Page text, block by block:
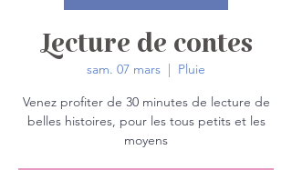
Lecture de contes
sam. 07 mars
  |
Pluie
Venez profiter de 30 minutes de lecture de
belles histoires, pour les tous petits et les
moyens